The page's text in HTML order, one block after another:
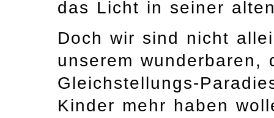
das Licht in seiner
Doch wir sind nicht
unserem wunderbaren,
Gleichstellungs-
Kinder mehr haben